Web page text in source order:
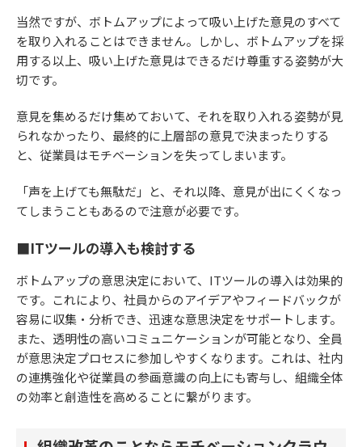
当然ですが、ボトムアップによって吸い上げた意見のすべて
を取り入れることはできません。しかし、ボトムアップを採
用する以上、吸い上げた意見はできるだけ尊重する姿勢が大
切です。
意見を集めるだけ集めておいて、それを取り入れる姿勢が見
られなかったり、最終的に上層部の意見で決まったりする
と、従業員はモチベーションを失ってしまいます。
「声を上げても無駄だ」と、それ以降、意見が出にくくなっ
てしまうこともあるので注意が必要です。
■ITツールの導入も検討する
ボトムアップの意思決定において、ITツールの導入は効果的
です。これにより、社員からのアイデアやフィードバックが
容易に収集・分析でき、迅速な意思決定をサポートします。
また、透明性の高いコミュニケーションが可能となり、全員
が意思決定プロセスに参加しやすくなります。これは、社内
の連携強化や従業員の参画意識の向上にも寄与し、組織全体
の効率と創造性を高めることに繋がります。